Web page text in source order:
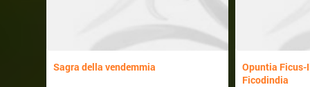
Sagra della vendemmia
Opuntia Ficus-
Ficodindia